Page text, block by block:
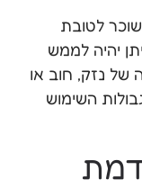
לטובת
יהיה לממש
של נזק, חוב או
השימוש